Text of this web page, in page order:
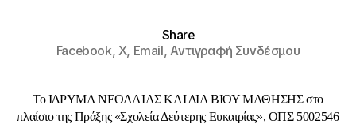
Share
Facebook,X, Email,Αντιγραφή Συνδέσμου
Το IΔΡΥΜΑ ΝΕΟΛΑΙΑΣ ΚΑΙ ΔΙΑ ΒΙΟΥ ΜΑΘΗΣΗΣ στο
πλαίσιο της Πράξης «Σχολεία Δεύτερης Ευκαιρίας», ΟΠΣ 5002546